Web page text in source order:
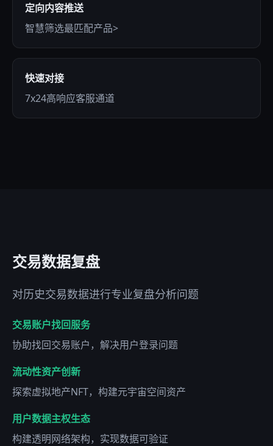
定向内容推送
智慧筛选最匹配产品>
快速对接
7x24高响应客服通道
交易数据复盘
对历史交易数据进行专业复盘分析问题
交易账户找回服务
协助找回交易账户，解决用户登录问题
流动性资产创新
探索虚拟地产NFT，构建元宇宙空间资产
用户数据主权生态
构建透明网络架构，实现数据可验证